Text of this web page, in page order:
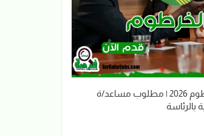
وظائف بنك الخرطوم 2026 | مطلوب مساعد/ة
بالرئاسة